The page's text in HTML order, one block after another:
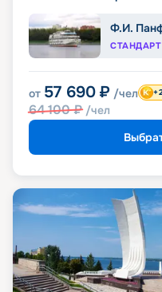
Ф.И.
СТАНДАРТ
от 57 690 ₽ /чел
64 100₽ /чел